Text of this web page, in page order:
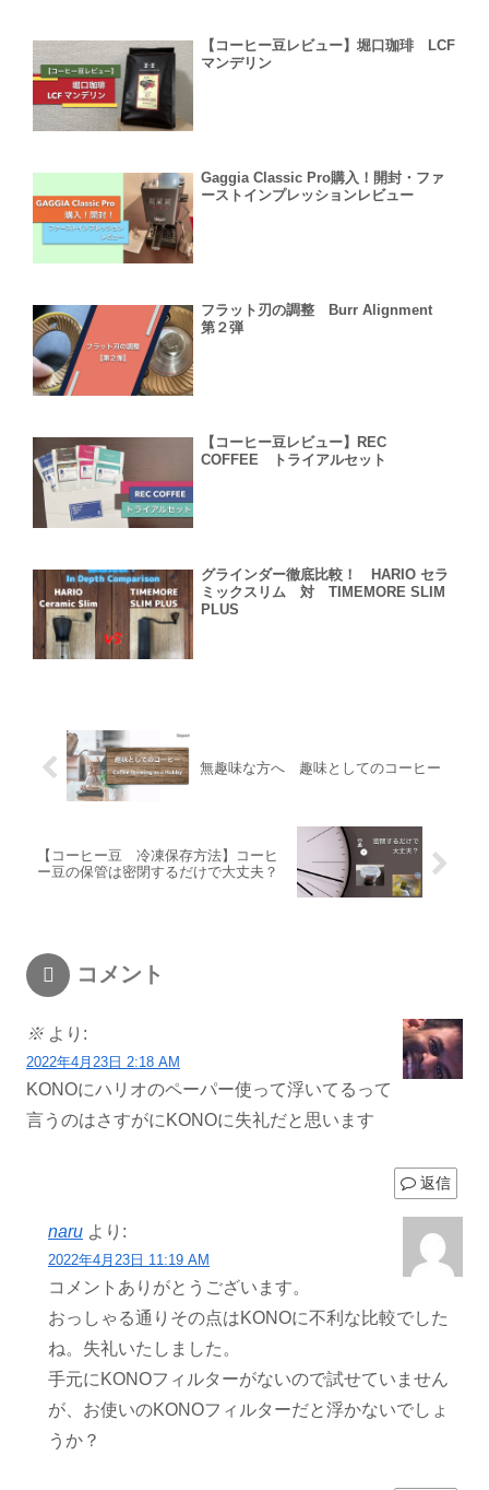
【コーヒー豆レビュー】堀口珈琲 LCF
マンデリン
Gaggia Classic Pro購入！開封・ファ
ーストインプレッションレビュー
フラット刃の調整 Burr Alignment
第２弾
【コーヒー豆レビュー】REC
COFFEE トライアルセット
グラインダー徹底比較！ HARIO セラ
ミックスリム 対 TIMEMORE SLIM
PLUS
無趣味な方へ 趣味としてのコーヒー
【コーヒー豆 冷凍保存方法】コーヒ
ー豆の保管は密閉するだけで大丈夫？
コメント
※ より:
2022年4月23日 2:18 AM
KONOにハリオのペーパー使って浮いてるって
言うのはさすがにKONOに失礼だと思います
返信
naru より:
2022年4月23日 11:19 AM
コメントありがとうございます。
おっしゃる通りその点はKONOに不利な比較でした
ね。失礼いたしました。
手元にKONOフィルターがないので試せていません
が、お使いのKONOフィルターだと浮かないでしょ
うか？